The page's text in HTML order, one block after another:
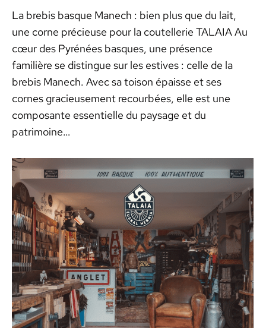
La brebis basque Manech : bien plus que du lait,
une corne précieuse pour la coutellerie TALAIA Au
cœur des Pyrénées basques, une présence
familière se distingue sur les estives : celle de la
brebis Manech. Avec sa toison épaisse et ses
cornes gracieusement recourbées, elle est une
composante essentielle du paysage et du
patrimoine…